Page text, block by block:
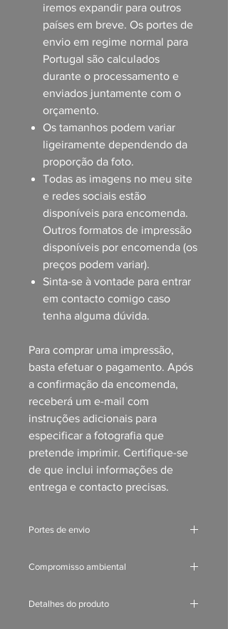
iremos expandir para outros
países em breve. Os portes de
envio em regime normal para
Portugal são calculados
durante o processamento e
enviados juntamente com o
orçamento.
Os tamanhos podem variar
ligeiramente dependendo da
proporção da foto.
Todas as imagens no meu site
e redes sociais estão
disponíveis para encomenda.
Outros formatos de impressão
disponíveis por encomenda (os
preços podem variar).
Sinta-se à vontade para entrar
em contacto comigo caso
tenha alguma dúvida.
Para comprar uma impressão,
basta efetuar o pagamento. Após
a confirmação da encomenda,
receberá um e-mail com
instruções adicionais para
especificar a fotografia que
pretende imprimir. Certifique-se
de que inclui informações de
entrega e contacto precisas.
Portes de envio
nossa secção de encomendas e
Compromisso ambiental
produzido em stock. Cada peça é feita
Detalhes do produto